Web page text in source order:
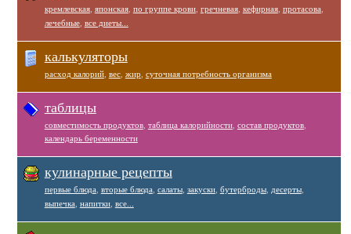
кремлевская, японская, по группе крови, гречневая, кефирная, протасова
лечебные, все диеты...
калькуляторы
расход калорий, вес, жир суточная потребность организма
таблицы
совместимость продуктов, таблица калорийности, состав продуктов,
календарь беременности
кулинарные рецепты
первые блюда вторые блюда салаты, закуски, бутерброды, десерты,
выпечка напитки, все...